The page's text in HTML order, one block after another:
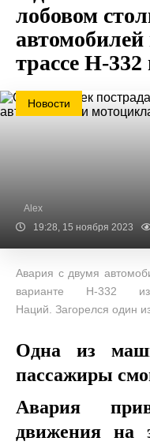
лобовом
трассе Н-332
Новости
Alex
19:28, 15 ноября 2023
Авария с двумя
варианте Н-332
Наций. Загорелся один
Одна из
пассажиры
Авария
движения на